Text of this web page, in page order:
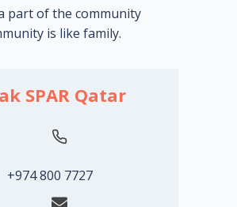
part of the community
is like family.
SPAR Qatar
+974 800 7727